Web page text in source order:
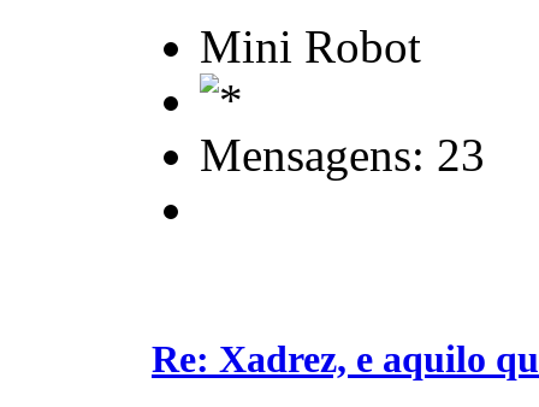
Mini Robot
Mensagens: 23
Re: Xadrez, e aquilo